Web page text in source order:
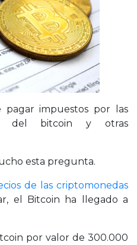
impuestos por las
del bitcoin y otras
esta pregunta.
de las criptomonedas
el Bitcoin ha llegado a
por valor de 300.000